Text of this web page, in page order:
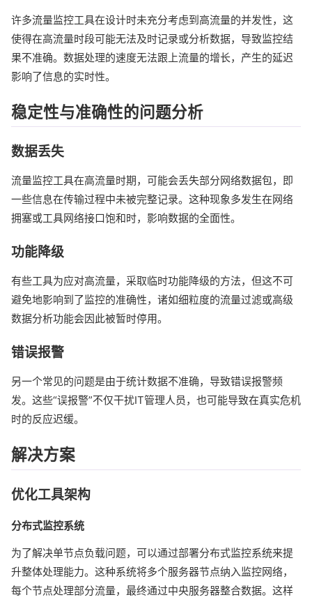
许多流量监控工具在设计时未充分考虑到高流量的并发性，这
使得在高流量时段可能无法及时记录或分析数据，导致监控结
果不准确。数据处理的速度无法跟上流量的增长，产生的延迟
影响了信息的实时性。
稳定性与准确性的问题分析
数据丢失
流量监控工具在高流量时期，可能会丢失部分网络数据包，即
一些信息在传输过程中未被完整记录。这种现象多发生在网络
拥塞或工具网络接口饱和时，影响数据的全面性。
功能降级
有些工具为应对高流量，采取临时功能降级的方法，但这不可
避免地影响到了监控的准确性，诸如细粒度的流量过滤或高级
数据分析功能会因此被暂时停用。
错误报警
另一个常见的问题是由于统计数据不准确，导致错误报警频
发。这些“误报警”不仅干扰IT管理人员，也可能导致在真实危机
时的反应迟缓。
解决方案
优化工具架构
分布式监控系统
为了解决单节点负载问题，可以通过部署分布式监控系统来提
升整体处理能力。这种系统将多个服务器节点纳入监控网络，
每个节点处理部分流量，最终通过中央服务器整合数据。这样